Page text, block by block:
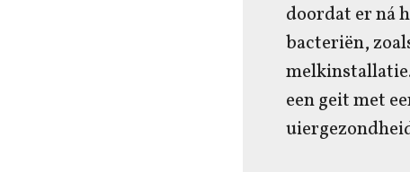
doordat er ná
bacteriën,
een geit met